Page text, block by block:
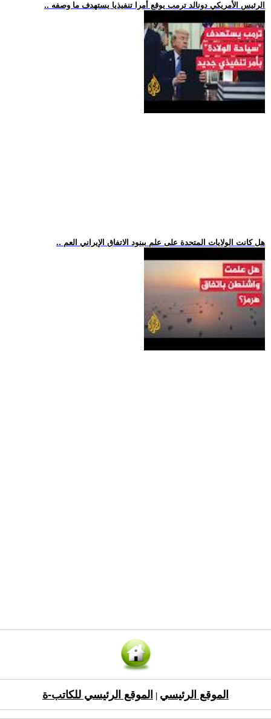
.. الرئيس الأمريكي دونالد ترمب يوقع أمرا تنفيذيا يستهدف ما وصفه
.. هل كانت الولايات المتحدة على علم ببنود الاتفاق الإيراني العم
الموقع الرئيسي الموقع الرئيسي للكاتب-ة